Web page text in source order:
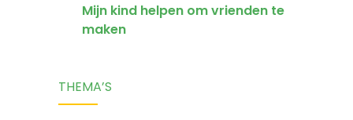
Mijn kind helpen om vrienden te
maken
THEMA’S